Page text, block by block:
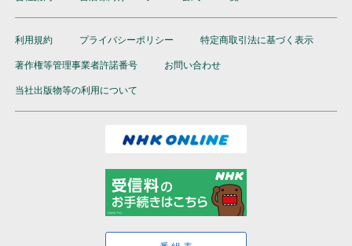
利用規約 プライバシーポリシー 特定商取引法に基づく表示
著作権等管理事業者許諾番号 お問い合わせ
当社出版物等の利用について